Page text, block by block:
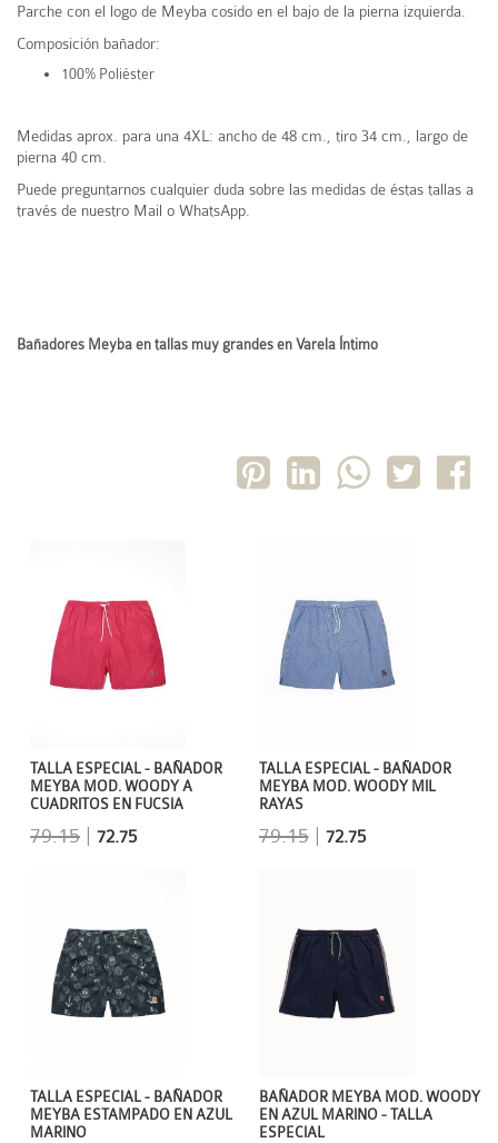
Parche con el logo de Meyba cosido en el bajo de la pierna izquierda.
Composición bañador:
100% Poliéster
Medidas aprox. para una 4XL: ancho de 48 cm., tiro 34 cm., largo de
pierna 40 cm.
Puede preguntarnos cualquier duda sobre las medidas de éstas tallas a
través de nuestro Mail o WhatsApp.
Bañadores Meyba en tallas muy grandes en Varela Íntimo
TALLA ESPECIAL - BAÑADOR
MEYBA MOD. WOODY MIL
RAYAS
79.15| 72.75
TALLA ESPECIAL - BAÑADOR
MEYBA MOD. WOODY A
CUADRITOS EN FUCSIA
79.15 |72.75
BAÑADOR MEYBA MOD. WOODY
EN AZUL MARINO - TALLA
ESPECIAL
TALLA ESPECIAL - BAÑADOR
MEYBA ESTAMPADO EN AZUL
MARINO